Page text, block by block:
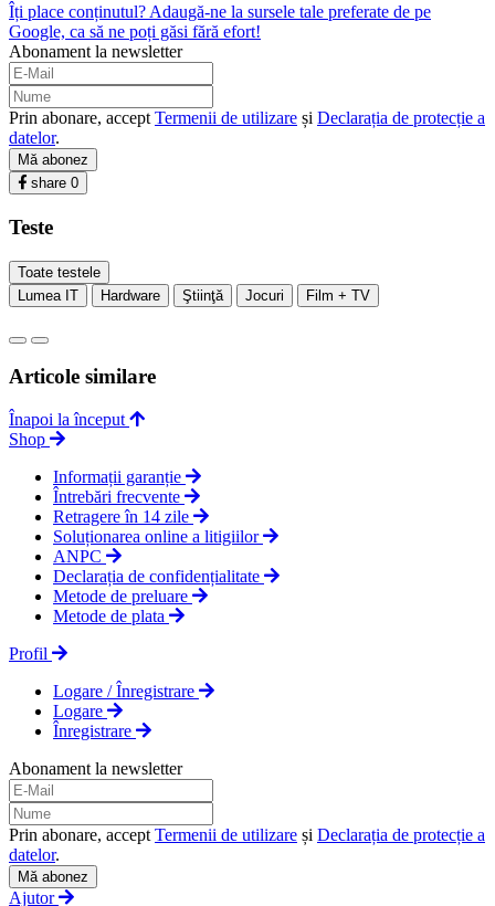
Îți place conținutul? Adaugă-ne la sursele tale preferate de pe
Google, ca să ne poți găsi fără efort!
Abonament la newsletter
Prin abonare, accept Termenii de utilizare și Declarația de protecție a
datelor.
Mă abonez
share 0
Teste
Toate testele
Lumea IT
Hardware Ştiinţă Jocuri Film + TV
Articole similare
Înapoi la început
Shop
Informații garanție
Întrebări frecvente
Retragere în 14 zile
Soluționarea online a litigiilor
ANPC
Declarația de confidențialitate
Metode de preluare
Metode de plata
Profil
Logare / Înregistrare
Logare
Înregistrare
Abonament la newsletter
Prin abonare, accept Termenii de utilizare și Declarația de protecție a
datelor.
Mă abonez
Ajutor